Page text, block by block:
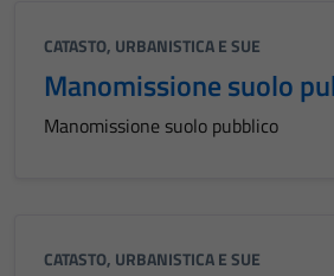
CATASTO, URBANISTICA E SUE
Manomissione suolo
Manomissione suolo pubblico
CATASTO, URBANISTICA E SUE